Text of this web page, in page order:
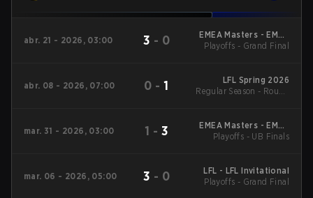
abr. 21 - 2026, 03:00 3 - 0
EMEA Masters - EMEA
Masters Winter 2026
Playoffs - Grand Final
abr. 08 - 2026, 07:00 0 -1
LFL Spring 2026
Regular Season - Round
mar. 31 - 2026, 03:00 1 - 3
EMEA Masters - EMEA
Masters Winter 2026
Playoffs - UB Finals
mar. 06 - 2026, 05:00 3 - 0
LFL - LFL Invitational
Playoffs - Grand Final